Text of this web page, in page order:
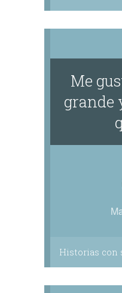
Me
grande
Historias con